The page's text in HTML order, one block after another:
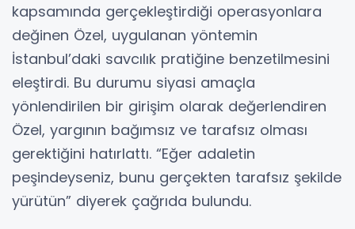
kapsamında gerçekleştirdiği operasyonlara
değinen Özel, uygulanan yöntemin
İstanbul’daki savcılık pratiğine benzetilmesini
eleştirdi. Bu durumu siyasi amaçla
yönlendirilen bir girişim olarak değerlendiren
Özel, yargının bağımsız ve tarafsız olması
gerektiğini hatırlattı. “Eğer adaletin
peşindeyseniz, bunu gerçekten tarafsız şekilde
yürütün” diyerek çağrıda bulundu.